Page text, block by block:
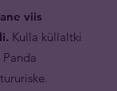
viis
Kulla küllaltki